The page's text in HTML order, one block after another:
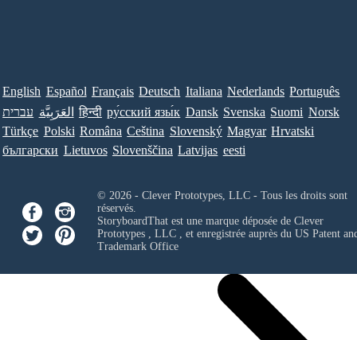
English Español Français Deutsch Italiana Nederlands Português
עברית العَرَبِيَّة हिन्दी ру́сский язы́к Dansk Svenska Suomi Norsk
Türkçe Polski Româna Ceština Slovenský Magyar Hrvatski
български Lietuvos Slovenščina Latvijas eesti
© 2026 - Clever Prototypes, LLC - Tous les droits sont
réservés.
StoryboardThat est une marque déposée de Clever
Prototypes , LLC, et enregistrée auprès du US Patent
Trademark Office